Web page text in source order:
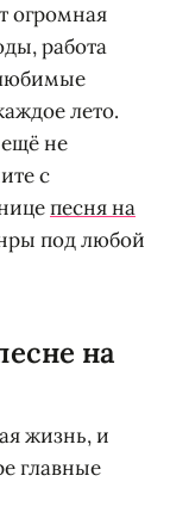
огромная
работа
лето.
не
с
песня на
под любой
на
жизнь, и
главные